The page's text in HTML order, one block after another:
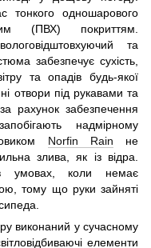
тонкого одношарового
(ПВХ) покриттям.
та
забезпечує сухість,
та опадів будь-якої
отвори під рукавами та
рахунок забезпечення
надмірному
Norfin Rain не
злива, як із відра.
умовах, коли немає
тому що руки зайняті
виконаний у сучасному
елементи